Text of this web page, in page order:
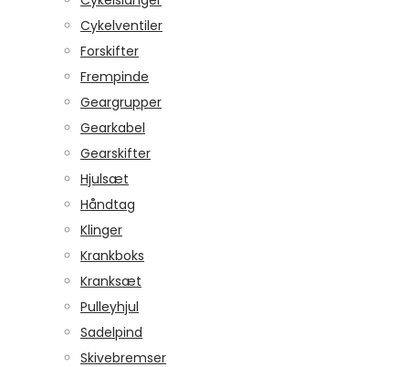
Cykelventiler
Forskifter
Frempinde
Geargrupper
Gearkabel
Gearskifter
Hjulsæt
Håndtag
Klinger
Krankboks
Kranksæt
Pulleyhjul
Sadelpind
Skivebremser